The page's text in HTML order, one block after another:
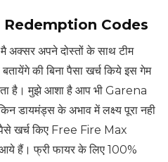
Redemption Codes
मै अक्सर अपने दोस्तों के साथ टीम
की बिना पैसा खर्च किये इस गेम
है। मुझे आशा है आप भी Garena
डायमंड्स के अभाव में लक्ष्य पूरा नही
खर्च किए Free Fire Max
हैं। फ्री फायर के लिए 100%